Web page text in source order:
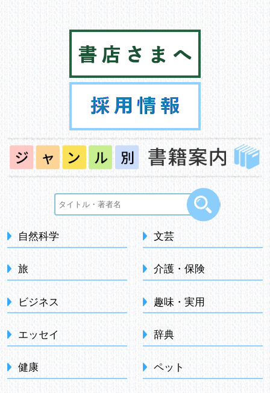
自然科学
旅
ビジネス
エッセイ
健康
文芸
介護・保険
趣味・実用
辞典
ペット